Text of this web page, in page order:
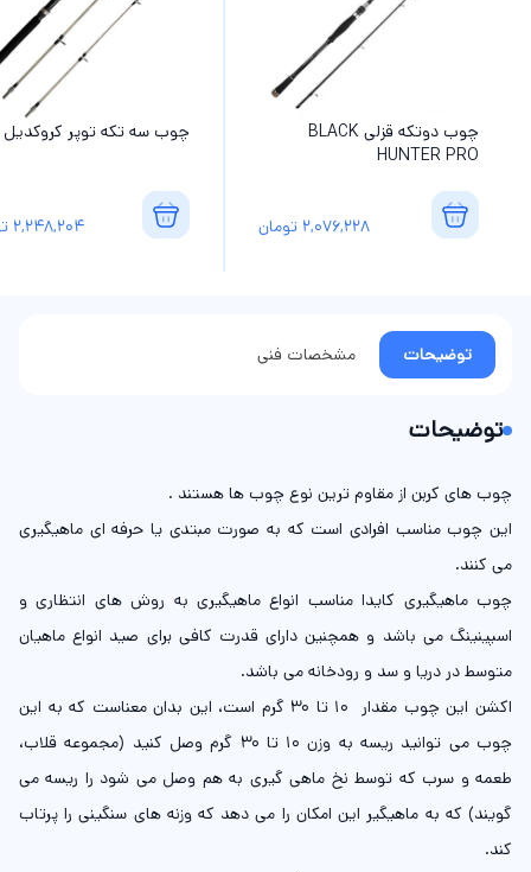
چوب دوتکه قزلی BLACK
HUNTER PRO
2,076,228 تومان
چوب سه تکه توپر کروکدیل
2,248,204
توضیحات مشخصات فنی
توضیحات
چوب های کربن از مقاوم ترین نوع چوب ها هستند .
این چوب مناسب افرادی است که به صورت مبتدی یا حرفه ای ماهیگیری
می کنند.
چوب ماهیگیری کایدا مناسب انواع ماهیگیری به روش های انتظاری و
اسپینینگ می باشد و همچنین دارای قدرت کافی برای صید انواع ماهیان
متوسط در دریا و سد و رودخانه می باشد.
اکشن این چوب مقدار 10 تا 30 گرم است، این بدان معناست که به این
چوب می توانید ریسه به وزن 10 تا 30 گرم وصل کنید (مجموعه قلاب،
طعمه و سرب که توسط نخ ماهی گیری به هم وصل می شود را ریسه می
گویند) که به ماهیگیر این امکان را می دهد که وزنه های سنگینی را پرتاب
کند.